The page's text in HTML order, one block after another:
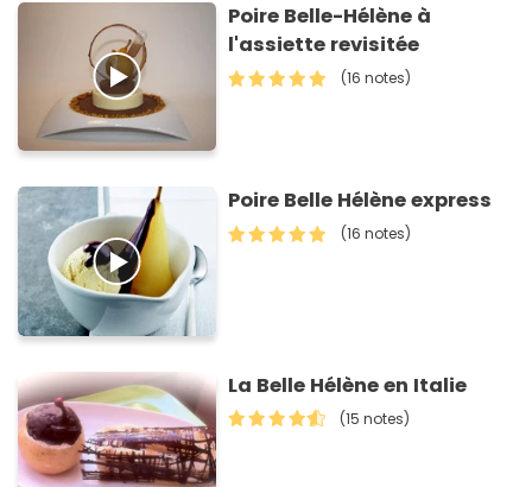
Poire Belle-Hélène à
l'assiette revisitée
(16 notes)
Poire Belle Hélène express
(16 notes)
La Belle Hélène en Italie
(15 notes)